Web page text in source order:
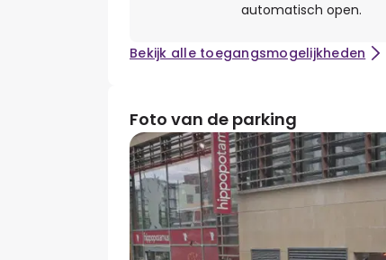
automatisch open.
Bekijk alle toegangsmogelijkheden
Foto van de parking